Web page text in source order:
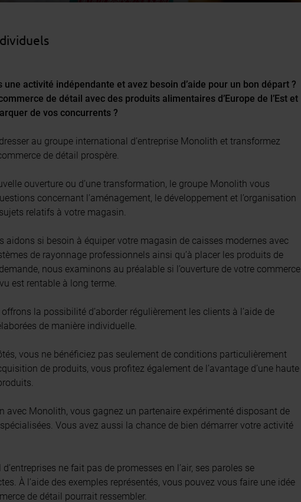
une activité indépendante et avez besoin d’aide pour un bon départ ?
de détail avec des produits alimentaires d’Europe de l’Est et
de vos concurrents ?
au groupe international d’entreprise Monolith et transformez
de détail prospère.
ouverture ou d’une transformation, le groupe Monolith vous
concernant l’aménagement, le développement et l’organisation
relatifs à votre magasin.
aidons si besoin à équiper votre magasin de caisses modernes avec
de rayonnage professionnels ainsi qu’à placer les produits de
nous examinons au préalable si l’ouverture de votre commerce
est rentable à long terme.
la possibilité d’aborder régulièrement les clients à l’aide de
de manière individuelle.
vous ne bénéficiez pas seulement de conditions particulièrement
de produits, vous profitez également de l’avantage d’une haute
avec Monolith, vous gagnez un partenaire expérimenté disposant de
Vous avez aussi la chance de bien démarrer votre activité
ne fait pas de promesses en l’air, ses paroles se
À l’aide des exemples représentés, vous pouvez vous faire une idée
de détail pourrait ressembler.